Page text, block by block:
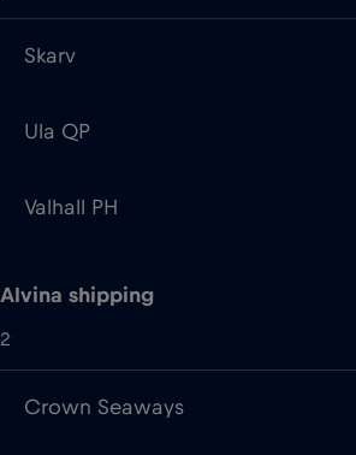
Skarv
Ula QP
Valhall PH
Alvina shipping
2
Crown Seaways